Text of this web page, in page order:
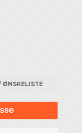
ØNSKELISTE